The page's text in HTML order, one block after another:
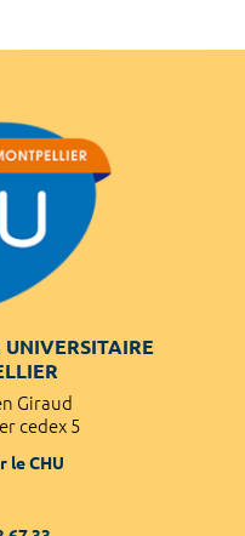
UNIVERSITAIRE
Giraud
cedex 5
le CHU